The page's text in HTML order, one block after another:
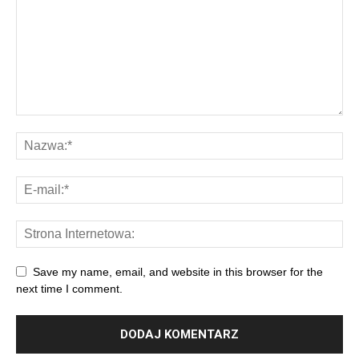
Save my name, email, and website in this browser for the
next time I comment.